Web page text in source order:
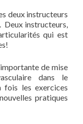
deux instructeurs
Deux instructeurs,
qui est
de mise
dans le
les exercices
pratiques